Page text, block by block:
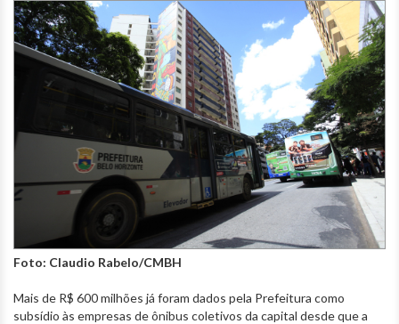
Foto: Claudio Rabelo/CMBH
Mais de R$ 600 milhões já foram dados pela Prefeitura como
subsídio às empresas de ônibus coletivos da capital desde que a